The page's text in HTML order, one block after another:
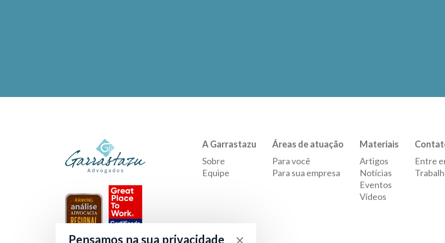
A Garrastazu
Sobre
Equipe
Áreas de atuação
Para você
Para sua empresa
Materiais
Artigos
Notícias
Eventos
Vídeos
Entre
Pensamos na sua privacidade